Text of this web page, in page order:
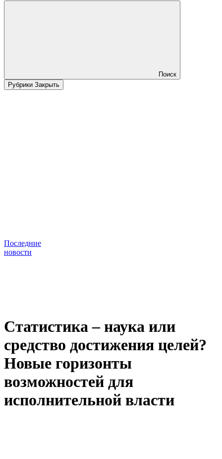
Поиск
Рубрики Закрыть
Последние
новости
Статистика – наука или
средство достижения целей?
Новые горизонты
возможностей для
исполнительной власти